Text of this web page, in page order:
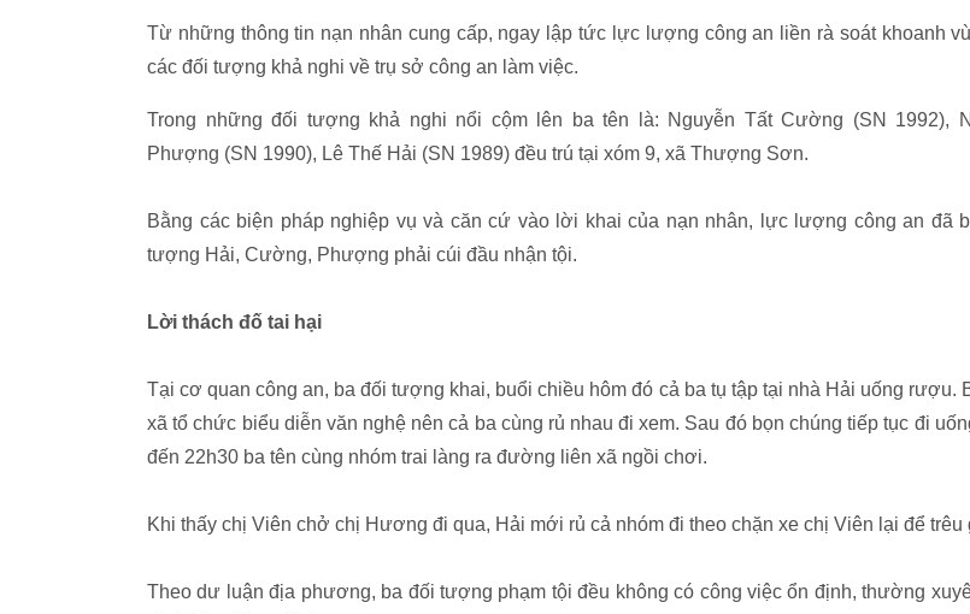
Từ những thông tin nạn nhân cung cấp, ngay lập tức lực lượng công an liền rà soát khoanh
các đối tượng khả nghi về trụ sở công an làm việc.
Trong những đối tượng khả nghi nổi cộm lên ba tên là: Nguyễn Tất Cường (SN 1992),
Phượng (SN 1990), Lê Thế Hải (SN 1989) đều trú tại xóm 9, xã Thượng Sơn.
Bằng các biện pháp nghiệp vụ và căn cứ vào lời khai của nạn nhân, lực lượng công an đã
tượng Hải, Cường, Phượng phải cúi đầu nhận tội.
Lời thách đố tai hại
Tại cơ quan công an, ba đối tượng khai, buổi chiều hôm đó cả ba tụ tập tại nhà Hải uống rượu.
xã tổ chức biểu diễn văn nghệ nên cả ba cùng rủ nhau đi xem. Sau đó bọn chúng tiếp tục đi
đến 22h30 ba tên cùng nhóm trai làng ra đường liên xã ngồi chơi.
Khi thấy chị Viên chở chị Hương đi qua, Hải mới rủ cả nhóm đi theo chặn xe chị Viên lại để trêu
Theo dư luận địa phương, ba đối tượng phạm tội đều không có công việc ổn định, thường